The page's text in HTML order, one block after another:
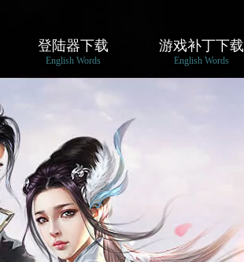
登陆器下载
English Words
游戏补丁下载
English Words